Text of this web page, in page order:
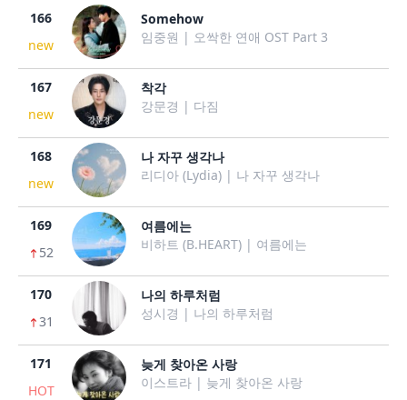
166
new
Somehow
임중원 | 오싹한 연애 OST Part 3
167
new
착각
강문경 | 다짐
168
new
나 자꾸 생각나
리디아 (Lydia) | 나 자꾸 생각나
169
52
여름에는
비하트 (B.HEART) | 여름에는
170
31
나의 하루처럼
성시경 | 나의 하루처럼
171
HOT
늦게 찾아온 사랑
이스트라 | 늦게 찾아온 사랑